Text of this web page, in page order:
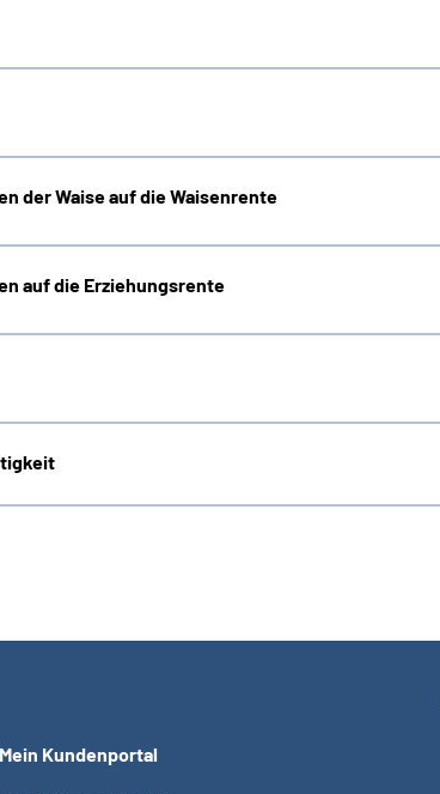
der Waise auf die Waisenrente
auf die Erziehungsrente
Mein Kundenportal